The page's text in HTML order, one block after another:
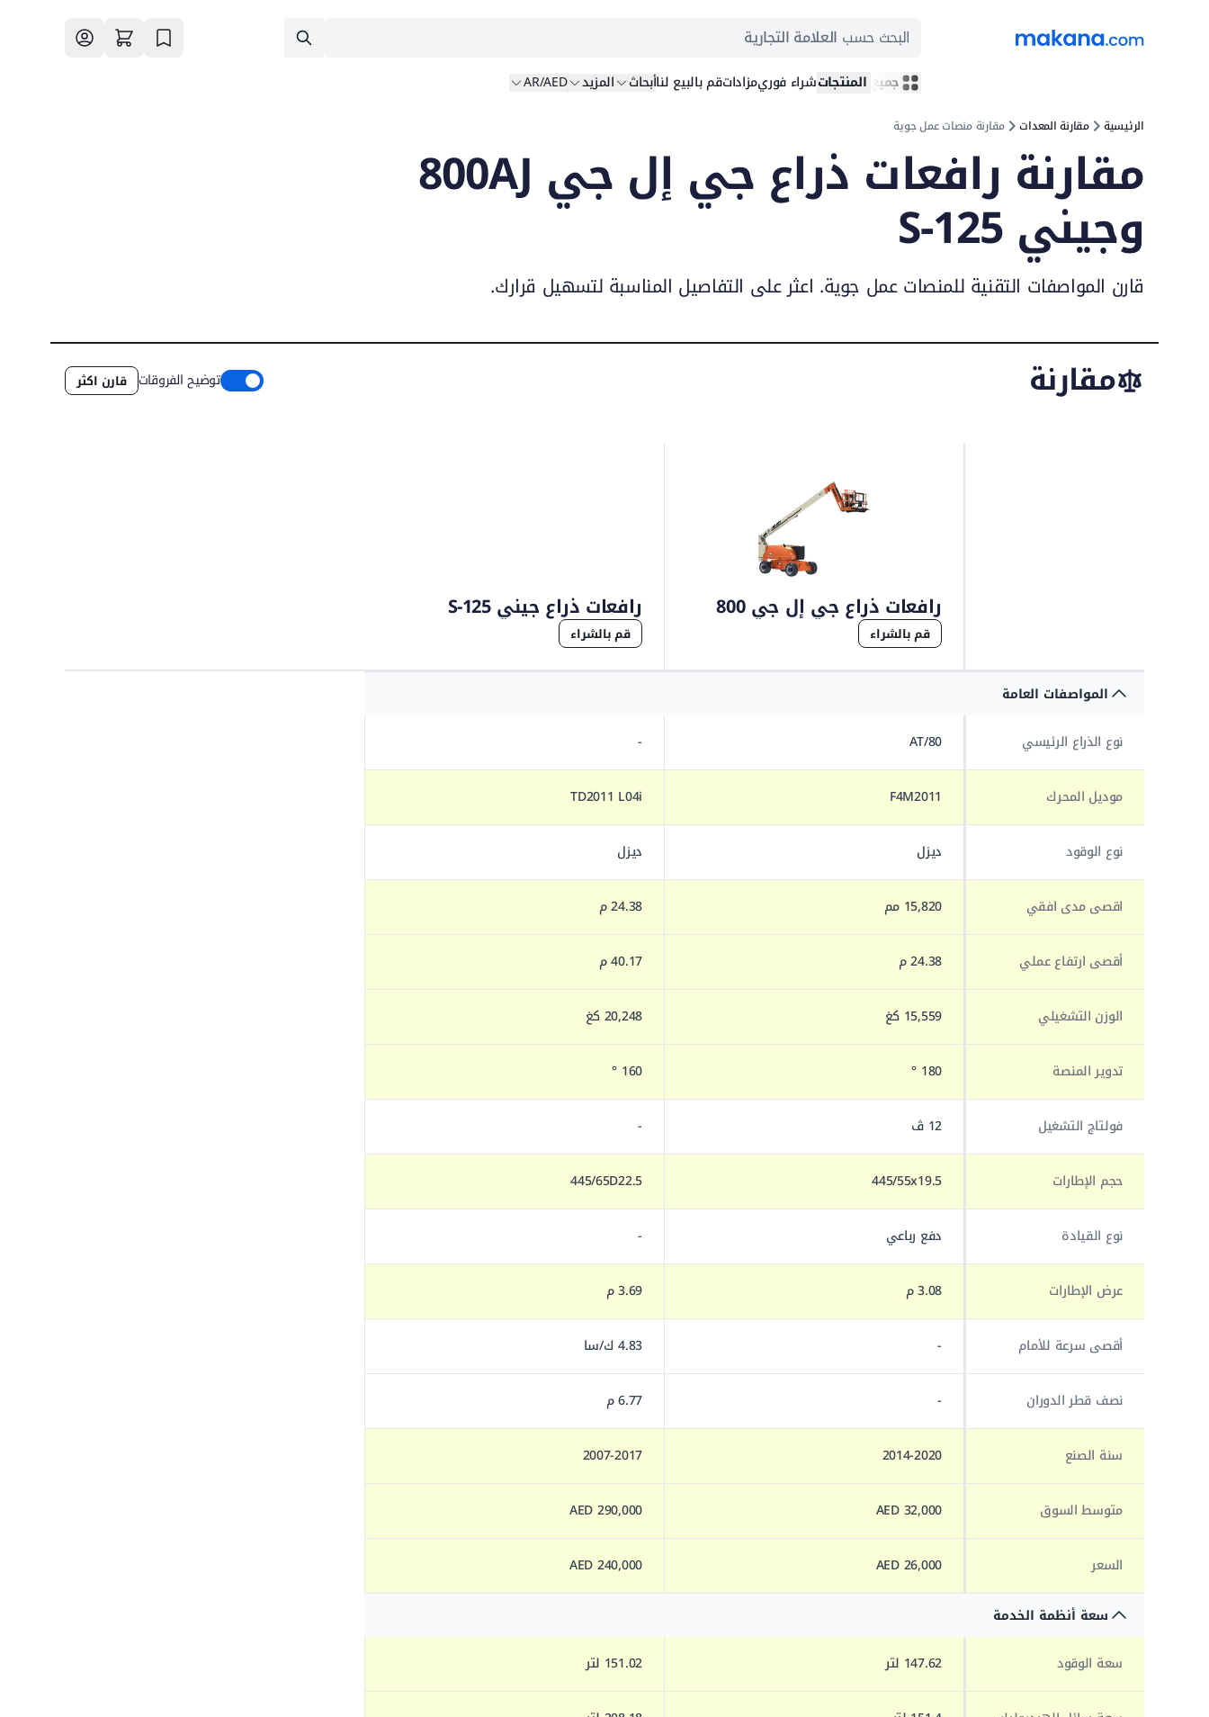
البحث حسب العلامة التجارية
جميع المنتجاتشراء فوريمزاداتقم بالبيع لناأبحاث المزيد AR/AED
الرئيسية مقارنة المعدات مقارنة منصات عمل جوية
مقارنة رافعات ذراع جي إل جي 800AJ
وجيني S-125
قارن المواصفات التقنية للمنصات عمل جوية. اعثر على التفاصيل المناسبة لتسهيل قرارك.
مقارنة توضيح الفروقات قارن اكثر
رافعات ذراع جي إل جي 800
قم بالشراء
رافعات ذراع جيني S-125
قم بالشراء
المواصفات العامة
نوع الذراع الرئيسي
AT/80
-
موديل المحرك F4M2011
TD2011 L04i
نوع الوقود ديزل ديزل
اقصى مدى افقي 15,820 مم 24.38 م
أقصى ارتفاع عملي 24.38 م 40.17 م
الوزن التشغيلي 15,559 كغ 20,248 كغ
تدوير المنصة 180 °
160 °
فولتاج التشغيل 12 ڤ -
حجم الإطارات 445/55x19.5
445/65D22.5
نوع القيادة دفع رباعي -
عرض الإطارات 3.08 م 3.69 م
أقصى سرعة للأمام - 4.83 ك/سا
نصف قطر الدوران - 6.77 م
سنة الصنع 2014-2020
2007-2017
متوسط السوق 32,000 AED
290,000 AED
السعر 26,000 AED
240,000 AED
سعة أنظمة الخدمة
سعة الوقود
147.62 لتر 151.02 لتر